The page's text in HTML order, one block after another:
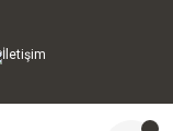
İletişim